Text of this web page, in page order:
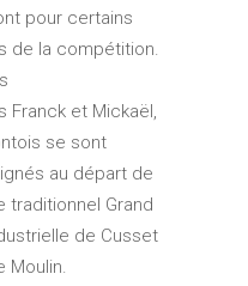
pour certains
de la compétition.
Franck et Mickaël,
se sont
au départ de
traditionnel Grand
de Cusset
Moulin.